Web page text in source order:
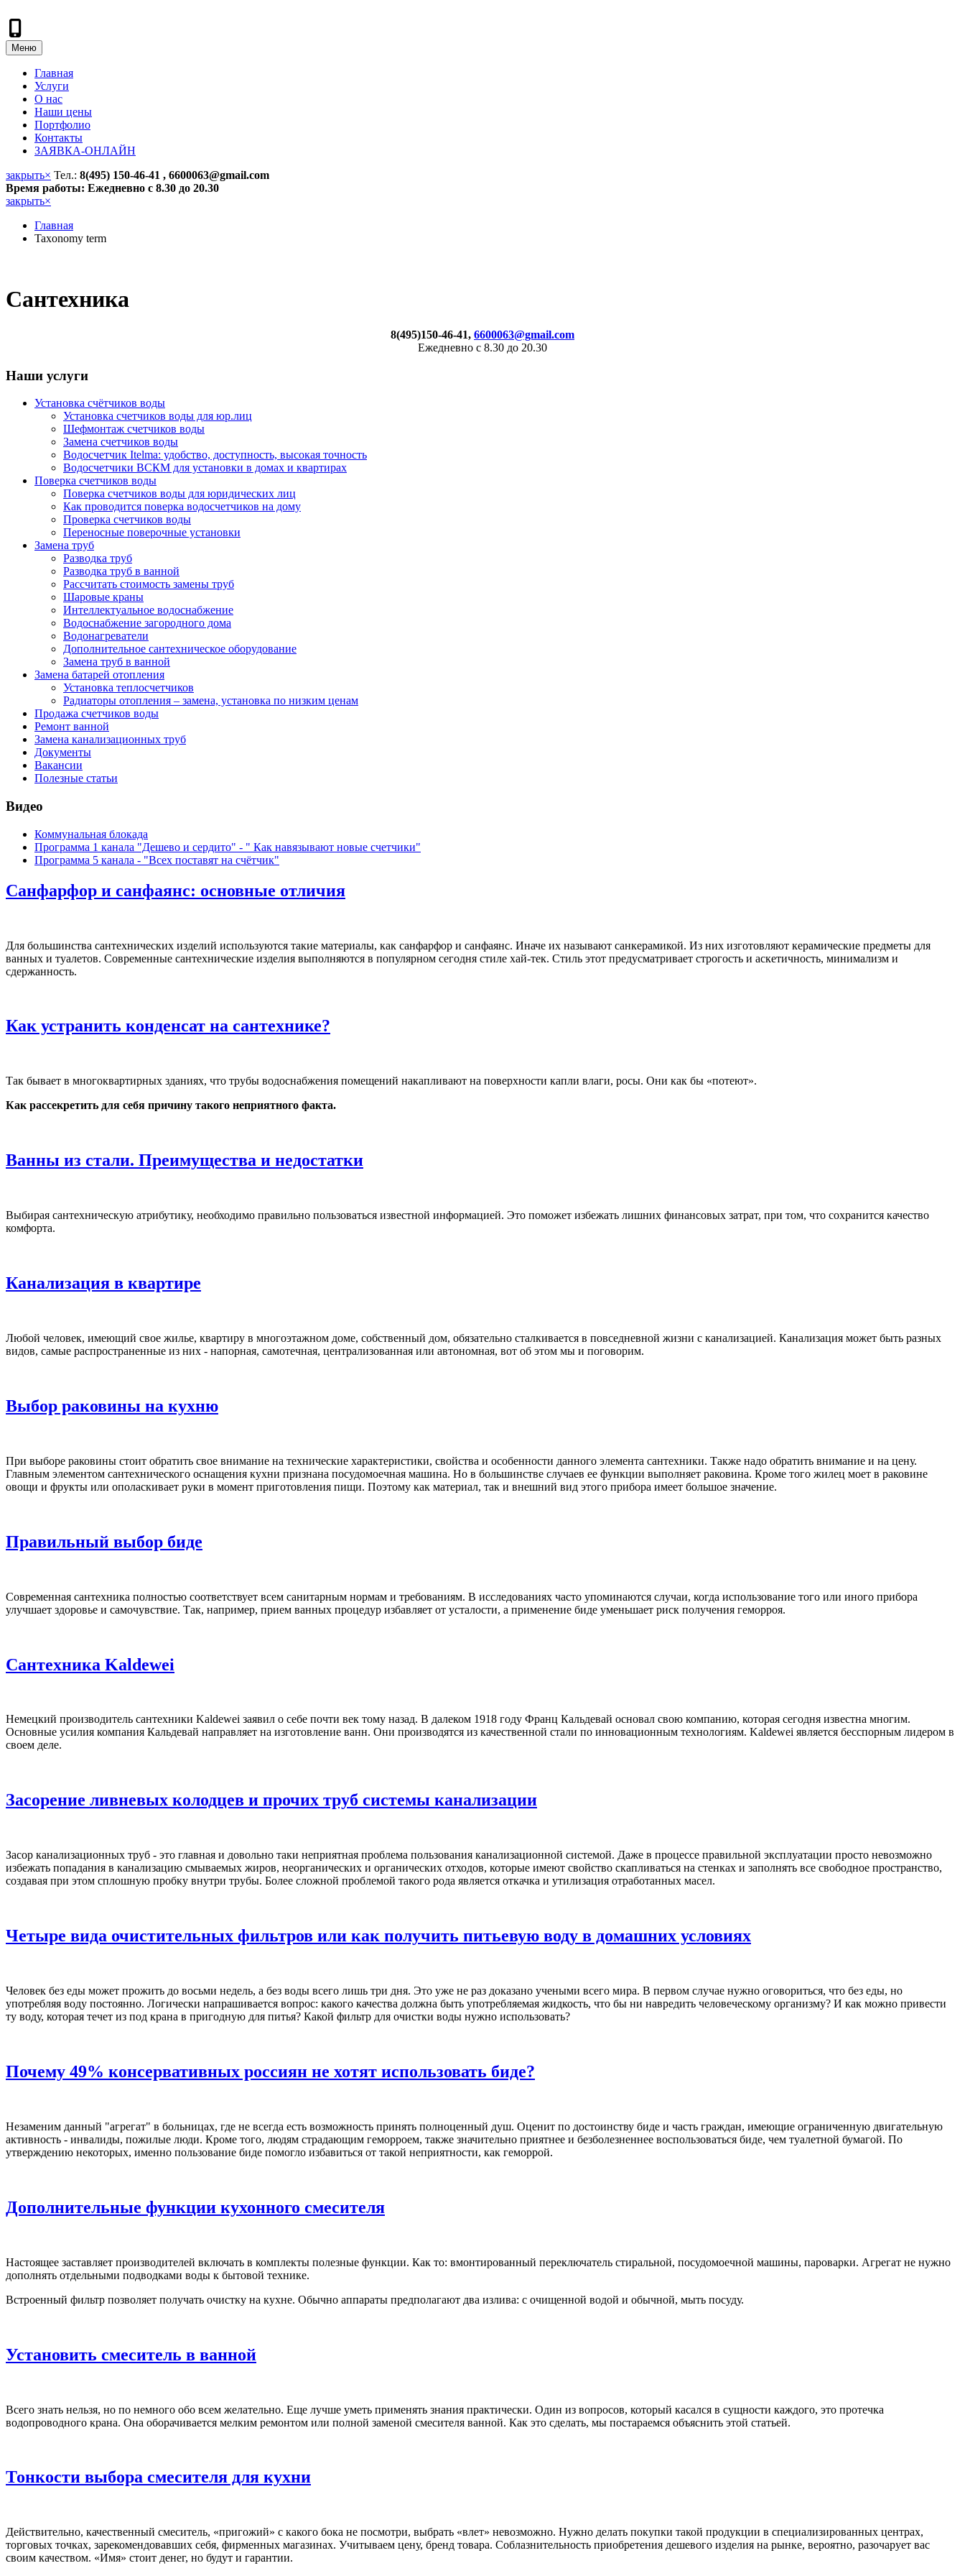
Меню
Главная
Услуги
О нас
Наши цены
Портфолио
Контакты
ЗАЯВКА-ОНЛАЙН
закрыть× Тел.: 8(495) 150-46-41 , 6600063@gmail.com
Время работы: Ежедневно с 8.30 до 20.30
закрыть×
Главная
Taxonomy term
Сантехника
8(495)150-46-41, 6600063@gmail.com
Ежедневно с 8.30 до 20.30
Наши услуги
Установка счётчиков воды
Установка счетчиков воды для юр.лиц
Шефмонтаж счетчиков воды
Замена счетчиков воды
Водосчетчик Itelma: удобство, доступность, высокая точность
Водосчетчики ВСКМ для установки в домах и квартирах
Поверка счетчиков воды
Поверка счетчиков воды для юридических лиц
Как проводится поверка водосчетчиков на дому
Проверка счетчиков воды
Переносные поверочные установки
Замена труб
Разводка труб
Разводка труб в ванной
Рассчитать стоимость замены труб
Шаровые краны
Интеллектуальное водоснабжение
Водоснабжение загородного дома
Водонагреватели
Дополнительное сантехническое оборудование
Замена труб в ванной
Замена батарей отопления
Установка теплосчетчиков
Радиаторы отопления – замена, установка по низким ценам
Продажа счетчиков воды
Ремонт ванной
Замена канализационных труб
Документы
Вакансии
Полезные статьи
Видео
Коммунальная блокада
Программа 1 канала "Дешево и сердито" - " Как навязывают новые счетчики"
Программа 5 канала - "Всех поставят на счётчик"
Санфарфор и санфаянс: основные отличия
Для большинства сантехнических изделий используются такие материалы, как санфарфор и санфаянс. Иначе их называют санкерамикой. Из них изготовляют керамические предметы для
ванных и туалетов. Современные сантехнические изделия выполняются в популярном сегодня стиле хай-тек. Стиль этот предусматривает строгость и аскетичность, минимализм и
сдержанность.
Как устранить конденсат на сантехнике?
Так бывает в многоквартирных зданиях, что трубы водоснабжения помещений накапливают на поверхности капли влаги, росы. Они как бы «потеют».
Как рассекретить для себя причину такого неприятного факта.
Ванны из стали. Преимущества и недостатки
Выбирая сантехническую атрибутику, необходимо правильно пользоваться известной информацией. Это поможет избежать лишних финансовых затрат, при том, что сохранится качество
комфорта.
Канализация в квартире
Любой человек, имеющий свое жилье, квартиру в многоэтажном доме, собственный дом, обязательно сталкивается в повседневной жизни с канализацией. Канализация может быть разных
видов, самые распространенные из них - напорная, самотечная, централизованная или автономная, вот об этом мы и поговорим.
Выбор раковины на кухню
При выборе раковины стоит обратить свое внимание на технические характеристики, свойства и особенности данного элемента сантехники. Также надо обратить внимание и на цену.
Главным элементом сантехнического оснащения кухни признана посудомоечная машина. Но в большинстве случаев ее функции выполняет раковина. Кроме того жилец моет в раковине
овощи и фрукты или ополаскивает руки в момент приготовления пищи. Поэтому как материал, так и внешний вид этого прибора имеет большое значение.
Правильный выбор биде
Современная сантехника полностью соответствует всем санитарным нормам и требованиям. В исследованиях часто упоминаются случаи, когда использование того или иного прибора
улучшает здоровье и самочувствие. Так, например, прием ванных процедур избавляет от усталости, а применение биде уменьшает риск получения геморроя.
Сантехника Kaldewei
Немецкий производитель сантехники Kaldewei заявил о себе почти век тому назад. В далеком 1918 году Франц Кальдевай основал свою компанию, которая сегодня известна многим.
Основные усилия компания Кальдевай направляет на изготовление ванн. Они производятся из качественной стали по инновационным технологиям. Kaldewei является бесспорным лидером в
своем деле.
Засорение ливневых колодцев и прочих труб системы канализации
Засор канализационных труб - это главная и довольно таки неприятная проблема пользования канализационной системой. Даже в процессе правильной эксплуатации просто невозможно
избежать попадания в канализацию смываемых жиров, неорганических и органических отходов, которые имеют свойство скапливаться на стенках и заполнять все свободное пространство,
создавая при этом сплошную пробку внутри трубы. Более сложной проблемой такого рода является откачка и утилизация отработанных масел.
Четыре вида очистительных фильтров или как получить питьевую воду в домашних условиях
Человек без еды может прожить до восьми недель, а без воды всего лишь три дня. Это уже не раз доказано учеными всего мира. В первом случае нужно оговориться, что без еды, но
употребляя воду постоянно. Логически напрашивается вопрос: какого качества должна быть употребляемая жидкость, что бы ни навредить человеческому организму? И как можно привести
ту воду, которая течет из под крана в пригодную для питья? Какой фильтр для очистки воды нужно использовать?
Почему 49% консервативных россиян не хотят использовать биде?
Незаменим данный "агрегат" в больницах, где не всегда есть возможность принять полноценный душ. Оценит по достоинству биде и часть граждан, имеющие ограниченную двигательную
активность - инвалиды, пожилые люди. Кроме того, людям страдающим геморроем, также значительно приятнее и безболезненнее воспользоваться биде, чем туалетной бумагой. По
утверждению некоторых, именно пользование биде помогло избавиться от такой неприятности, как геморрой.
Дополнительные функции кухонного смесителя
Настоящее заставляет производителей включать в комплекты полезные функции. Как то: вмонтированный переключатель стиральной, посудомоечной машины, пароварки. Агрегат не нужно
дополнять отдельными подводками воды к бытовой технике.
Встроенный фильтр позволяет получать очистку на кухне. Обычно аппараты предполагают два излива: с очищенной водой и обычной, мыть посуду.
Установить смеситель в ванной
Всего знать нельзя, но по немного обо всем желательно. Еще лучше уметь применять знания практически. Один из вопросов, который касался в сущности каждого, это протечка
водопроводного крана. Она оборачивается мелким ремонтом или полной заменой смесителя ванной. Как это сделать, мы постараемся объяснить этой статьей.
Тонкости выбора смесителя для кухни
Действительно, качественный смеситель, «пригожий» с какого бока не посмотри, выбрать «влет» невозможно. Нужно делать покупки такой продукции в специализированных центрах,
торговых точках, зарекомендовавших себя, фирменных магазинах. Учитываем цену, бренд товара. Соблазнительность приобретения дешевого изделия на рынке, вероятно, разочарует вас
своим качеством. «Имя» стоит денег, но будут и гарантии.